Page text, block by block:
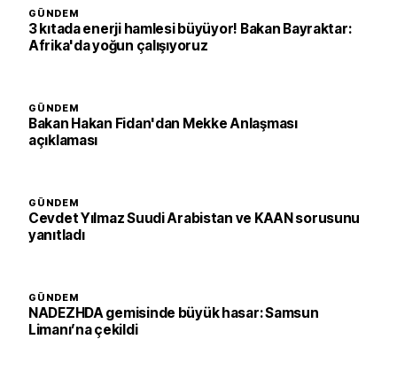
GÜNDEM
3 kıtada enerji hamlesi büyüyor! Bakan Bayraktar:
Afrika'da yoğun çalışıyoruz
GÜNDEM
Bakan Hakan Fidan'dan Mekke Anlaşması
açıklaması
GÜNDEM
Cevdet Yılmaz Suudi Arabistan ve KAAN sorusunu
yanıtladı
GÜNDEM
NADEZHDA gemisinde büyük hasar: Samsun
Limanı’na çekildi